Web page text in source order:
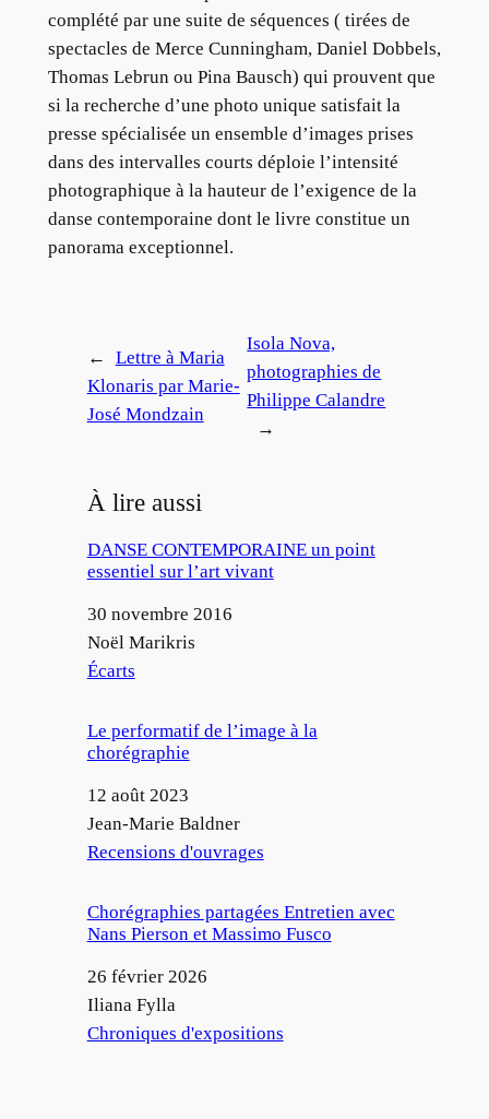
complété par une suite de séquences ( tirées de
spectacles de Merce Cunningham, Daniel Dobbels,
Thomas Lebrun ou Pina Bausch) qui prouvent que
si la recherche d’une photo unique satisfait la
presse spécialisée un ensemble d’images prises
dans des intervalles courts déploie l’intensité
photographique à la hauteur de l’exigence de la
danse contemporaine dont le livre constitue un
panorama exceptionnel.
←
Lettre à Maria
Klonaris par Marie-
José Mondzain
Isola Nova,
photographies de
Philippe Calandre
→
À lire aussi
DANSE CONTEMPORAINE un point
essentiel sur l’art vivant
Date
30 novembre 2016
Auteur
Noël Marikris
Par rapport à
Écarts
Le performatif de l’image à la
chorégraphie
Date
12 août 2023
Auteur
Jean-Marie Baldner
Par rapport à
Recensions d'ouvrages
Chorégraphies partagées Entretien avec
Nans Pierson et Massimo Fusco
Date
26 février 2026
Auteur
Iliana Fylla
Par rapport à
Chroniques d'expositions